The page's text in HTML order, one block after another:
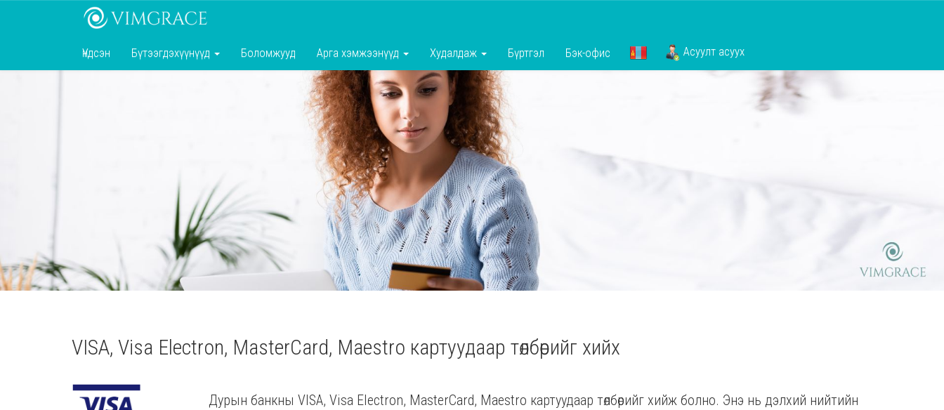
Үндсэн Бүтээгдэхүүнүүд Боломжууд Арга хэмжээнүүд Худалдаж Бүртгэл Бэк-офис Асуулт асуух
VISA, Visa Electron, MasterCard, Maestro картуудаар төлбөрийг хийх
Дурын банкны VISA, Visa Electron, MasterCard, Maestro картуудаар төлбөрийг хийж болно. Энэ нь дэлхий нийтийн